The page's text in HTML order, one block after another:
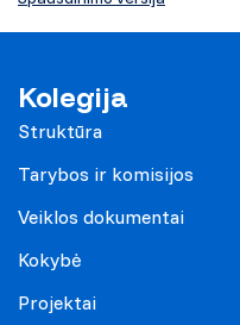
Kolegija
Struktūra
Tarybos ir komisijos
Veiklos dokumentai
Kokybė
Projektai